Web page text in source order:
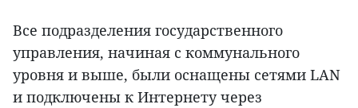
Все подразделения государственного
управления, начиная с коммунального
уровня и выше, были оснащены сетями LAN
и подключены к Интернету через